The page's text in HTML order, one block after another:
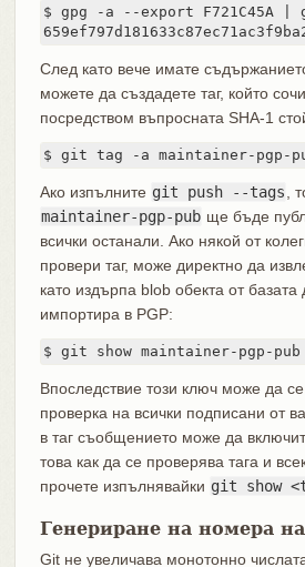
$ gpg -a --export F721C45A
След като вече имате
можете да създадете таг, който
посредством въпросната SHA-1
$ git tag -a maintainer-pgp-pub
Ако изпълните git push --tags,
maintainer-pgp-pub ще бъде
всички останали. Ако някой от
провери таг, може директно да
като издърпа blob обекта от базата
импортира в PGP:
$ git show maintainer-pgp-
Впоследствие този ключ може да се
проверка на всички подписани от
в таг съобщението може да
това как да се проверява тага и
прочете изпълнявайки git show
Генериране на номера
Git не увеличава монотонно